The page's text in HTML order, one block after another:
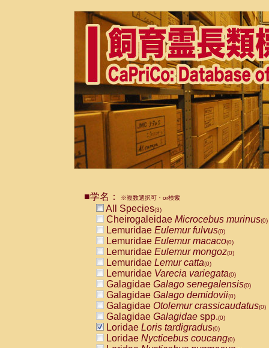
■学名： ※複数選択可・or検索
All Species(3)
Cheirogaleidae Microcebus murinus(0)
Lemuridae Eulemur fulvus(0)
Lemuridae Eulemur macaco(0)
Lemuridae Eulemur mongoz(0)
Lemuridae Lemur catta(0)
Lemuridae Varecia variegata(0)
Galagidae Galago senegalensis(0)
Galagidae Galago demidovii(0)
Galagidae Otolemur crassicaudatus(0)
Galagidae Galagidae spp.(0)
Loridae Loris tardigradus(0)
Loridae Nycticebus coucang(0)